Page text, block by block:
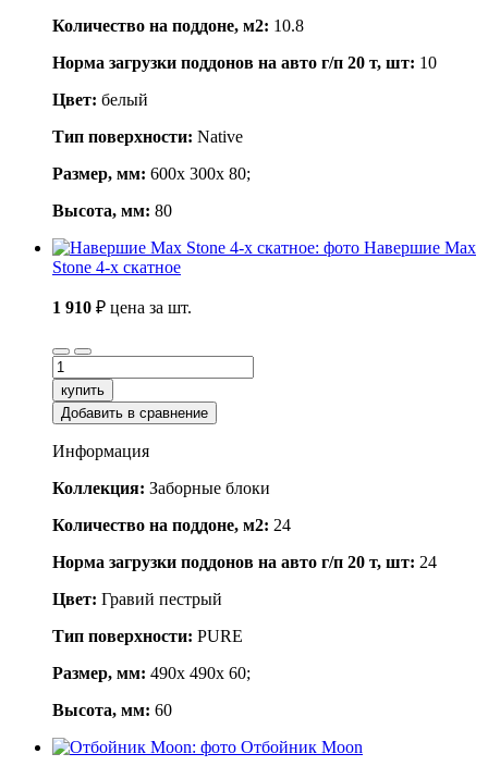
Количество на поддоне, м2: 10.8
Норма загрузки поддонов на авто г/п 20 т, шт: 10
Цвет: белый
Тип поверхности: Native
Размер, мм: 600x 300x 80;
Высота, мм: 80
Навершие Max
Stone 4-х скатное
1 910 ₽ цена за шт.
купить
Добавить в сравнение
Информация
Коллекция: Заборные блоки
Количество на поддоне, м2: 24
Норма загрузки поддонов на авто г/п 20 т, шт: 24
Цвет: Гравий пестрый
Тип поверхности: PURE
Размер, мм: 490x 490x 60;
Высота, мм: 60
Отбойник Moon